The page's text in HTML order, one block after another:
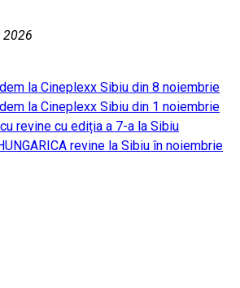
2026
la Cineplexx Sibiu din 8 noiembrie
la Cineplexx Sibiu din 1 noiembrie
revine cu ediția a 7-a la Sibiu
revine la Sibiu în noiembrie